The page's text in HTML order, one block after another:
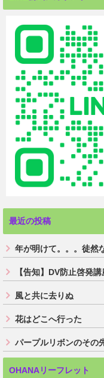
最近の投稿
年が明けて。。。徒然
【告知】DV防止啓発講
風と共に去りぬ
花はどこへ行った
パープルリボンのその
OHANAリーフレット